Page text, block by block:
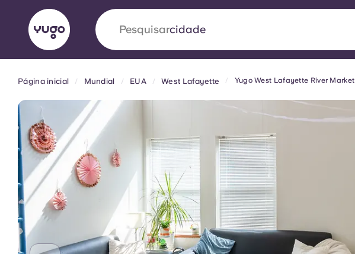
Pesquisarpaís
SobreLocalizaçõesMais
Yugo VCARB: Impulsionando uma nova
era no alojamento estudantil
A parceria pioneira Yugocom a VCARB estimula a inovação, a
ambição e momentos inesquecíveis para os alunos.
English (GB) English (US) Chinese
Portuguese
Página inicial Mundial EUA West Lafayette Yugo West Lafayette River Market